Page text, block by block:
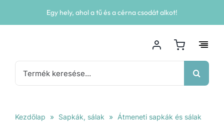
Egy hely, ahol a tű és a cérna csodát alkot!
Keresés...
Kezdőlap » Sapkák, sálak » Átmeneti sapkák és sálak